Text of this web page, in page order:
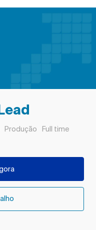
Categoria
Produção Tipo de Trabalho
Full time